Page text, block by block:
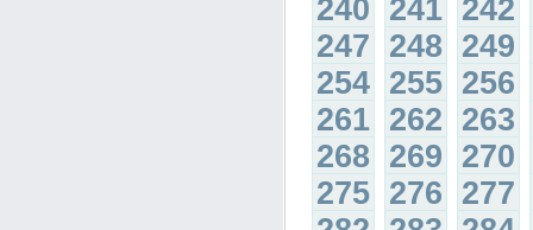
240 241 242
247 248 249
254 255 256
261 262 263
268 269 270
275 276 277